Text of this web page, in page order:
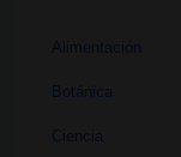
Alimentación
Botánica
Ciencia